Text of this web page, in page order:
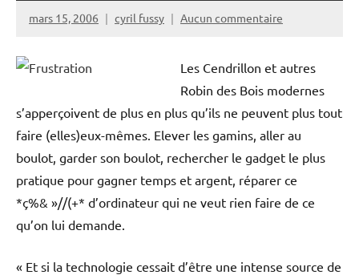
mars 15, 2006 cyril fussy Aucun commentaire
Les Cendrillon et autres
Robin des Bois modernes
s’apperçoivent de plus en plus qu’ils ne peuvent plus tout
faire (elles)eux-mêmes. Elever les gamins, aller au
boulot, garder son boulot, rechercher le gadget le plus
pratique pour gagner temps et argent, réparer ce
*ç%& »//(+* d’ordinateur qui ne veut rien faire de ce
qu’on lui demande.
« Et si la technologie cessait d’être une intense source de